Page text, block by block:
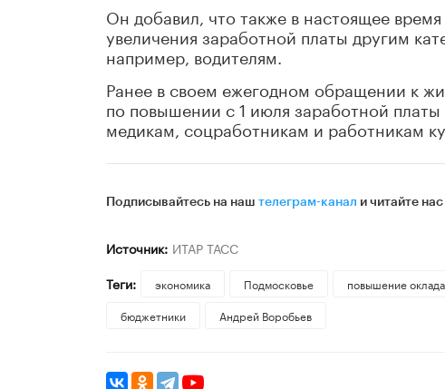
Он добавил, что также в настоящее
увеличения заработной платы другим
например, водителям.
Ранее в своем ежегодном обращении к
по повышении с 1 июля заработной
медикам, соцработникам и работникам
Подписывайтесь на наш телеграм-канал и читайте
Источник: ИТАР ТАСС
Теги:
экономика Подмосковье повышение оклада
бюджетники
Андрей Воробьев